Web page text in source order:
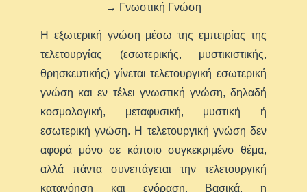
→ Γνωστική Γνώση
Η εξωτερική γνώση μέσω της εμπειρίας της
τελετουργίας (εσωτερικής, μυστικιστικής,
θρησκευτικής) γίνεται τελετουργική εσωτερική
γνώση και εν τέλει γνωστική γνώση, δηλαδή
κοσμολογική, μεταφυσική, μυστική ή
εσωτερική γνώση. Η τελετουργική γνώση δεν
αφορά μόνο σε κάποιο συγκεκριμένο θέμα,
αλλά πάντα συνεπάγεται την τελετουργική
κατανόηση και ενόραση. Βασικά, η